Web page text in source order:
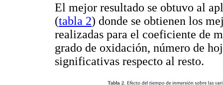
El mejor resultado se obtuvo al
(tabla 2) donde se obtienen los
realizadas para el coeficiente de
grado de oxidación, número de
significativas respecto al resto.